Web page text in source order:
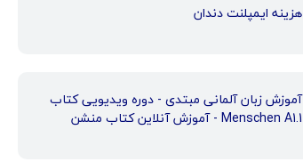
هزینه ایمپلنت دندان
آموزش زبان آلمانی مبتدی - دوره ویدیویی کتاب
Menschen A1.1 - آموزش آنلاین کتاب منشن